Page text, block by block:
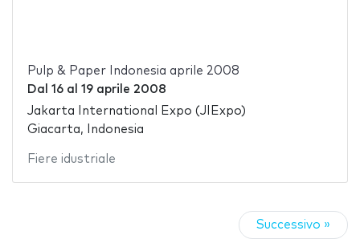
Pulp & Paper Indonesia aprile 2008
Dal 16al 19 aprile 2008
Jakarta International Expo (JIExpo)
Giacarta, Indonesia
Fiere idustriale
Successivo »